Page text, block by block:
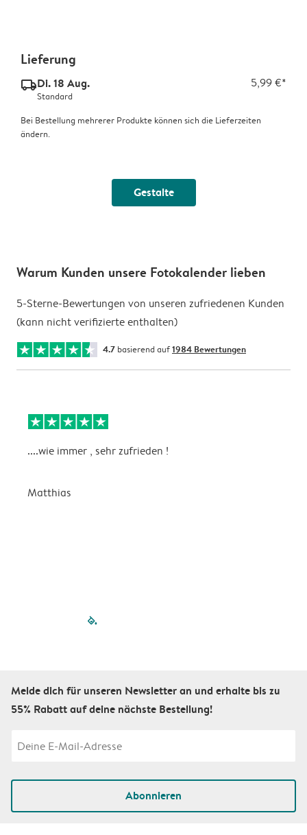
Lieferung
delivery_standard_v2Di. 18 Aug. 5,99 €*
Standard
Bei Bestellung mehrerer Produkte können sich die Lieferzeiten
ändern.
Gestalte
Warum Kunden unsere Fotokalender lieben
5-Sterne-Bewertungen von unseren zufriedenen Kunden
(kann nicht verifizierte enthalten)
4.7 basierend auf1984 Bewertungen
....wie immer , sehr zufrieden !
Matthias
filled-pagination
Melde dich für unseren Newsletter an und erhalte bis zu
55% Rabatt auf deine nächste Bestellung!
Abonnieren